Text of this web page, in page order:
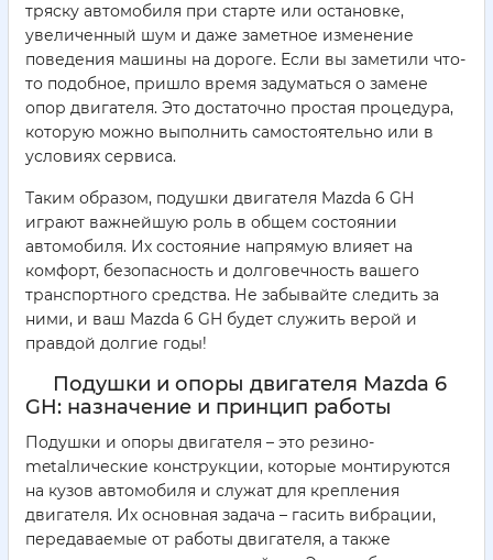
тряску автомобиля при старте или остановке,
увеличенный шум и даже заметное изменение
поведения машины на дороге. Если вы заметили что-
то подобное, пришло время задуматься о замене
опор двигателя. Это достаточно простая процедура,
которую можно выполнить самостоятельно или в
условиях сервиса.
Таким образом, подушки двигателя Mazda 6 GH
играют важнейшую роль в общем состоянии
автомобиля. Их состояние напрямую влияет на
комфорт, безопасность и долговечность вашего
транспортного средства. Не забывайте следить за
ними, и ваш Mazda 6 GH будет служить верой и
правдой долгие годы!
Подушки и опоры двигателя Mazda 6
GH: назначение и принцип работы
Подушки и опоры двигателя – это резино-
metalлические конструкции, которые монтируются
на кузов автомобиля и служат для крепления
двигателя. Их основная задача – гасить вибрации,
передаваемые от работы двигателя, а также